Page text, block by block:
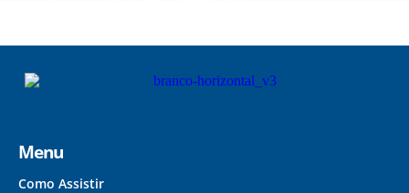
Menu
Como Assistir